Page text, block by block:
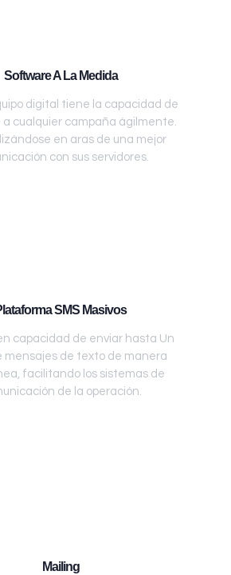
Software A La Medida
digital tiene la capacidad de
cualquier campaña ágilmente.
en aras de una mejor
con sus servidores.
SMS Masivos
capacidad de enviar hasta Un
mensajes de texto de manera
facilitando los sistemas de
de la operación.
Mailing